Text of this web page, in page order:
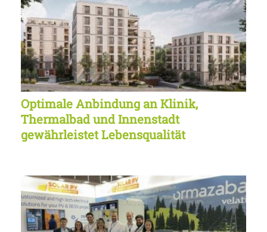
Optimale Anbindung an Klinik,
Thermalbad und Innenstadt
gewährleistet Lebensqualität